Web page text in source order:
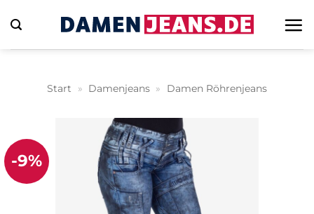
Inhalt
springen
Start » Damenjeans » Damen Röhrenjeans
-9%